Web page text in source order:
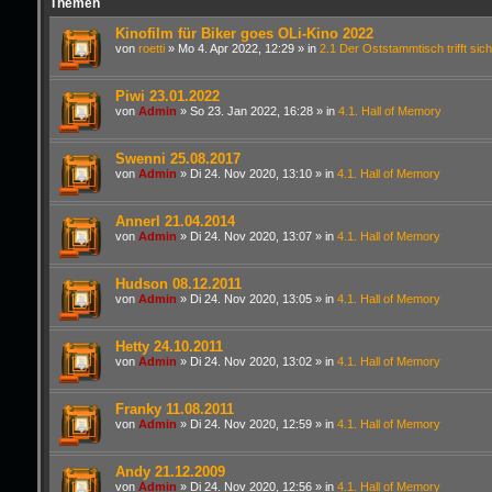
Themen
Kinofilm für Biker goes OLi-Kino 2022
von roetti» Mo 4. Apr 2022, 12:29» in 2.1 Der Oststammtisch trifft sich
Piwi 23.01.2022
von Admin » So 23. Jan 2022, 16:28» in 4.1. Hall of Memory
Swenni 25.08.2017
von Admin » Di 24. Nov 2020, 13:10» in 4.1. Hall of Memory
Annerl 21.04.2014
von Admin » Di 24. Nov 2020, 13:07» in 4.1. Hall of Memory
Hudson 08.12.2011
von Admin » Di 24. Nov 2020, 13:05» in 4.1. Hall of Memory
Hetty 24.10.2011
von Admin » Di 24. Nov 2020, 13:02» in 4.1. Hall of Memory
Franky 11.08.2011
von Admin » Di 24. Nov 2020, 12:59» in 4.1. Hall of Memory
Andy 21.12.2009
von Admin » Di 24. Nov 2020, 12:56» in 4.1. Hall of Memory